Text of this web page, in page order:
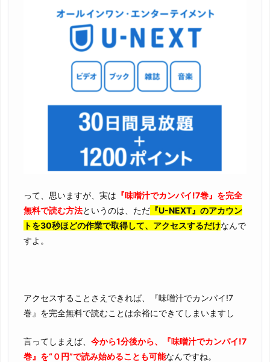
って、思いますが、実は 『味噌汁でカンパイ!7巻』を完全
無料で読む方法というのは、ただ 『U-NEXT』のアカウン
トを30秒ほどの作業で取得して、アクセスするだけなんで
すよ。
アクセスすることさえできれば、『味噌汁でカンパイ!7
巻』を完全無料で読むことは余裕にできてしまいますし
言ってしまえば、 今から1分後から、『味噌汁でカンパイ!7
巻』を“０円”で読み始めることも可能なんですね。